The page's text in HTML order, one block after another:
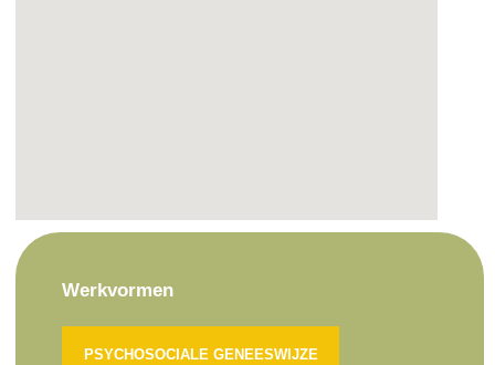
Werkvormen
PSYCHOSOCIALE GENEESWIJZE